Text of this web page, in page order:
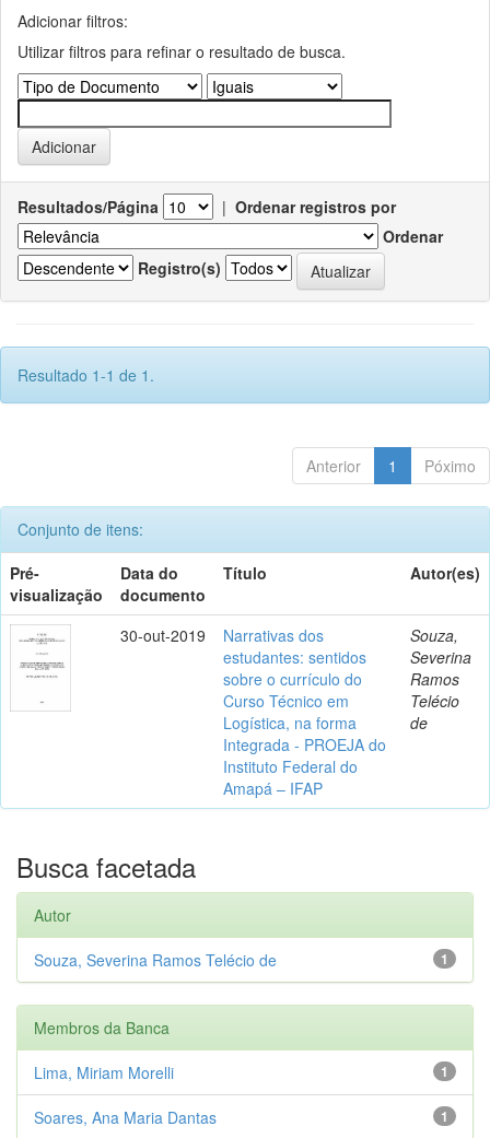
Adicionar filtros:
Utilizar filtros para refinar o resultado de busca.
Resultados/Página | Ordenar registros por
Ordenar
Registro(s)
Resultado 1-1 de 1.
Anterior 1 Póximo
Conjunto de itens:
Pré-
visualização
Data do
documento
Título Autor(es)
30-out-2019
Narrativas dos
estudantes: sentidos
sobre o currículo do
Curso Técnico em
Logística, na forma
Integrada - PROEJA do
Instituto Federal do
Amapá – IFAP
Souza,
Severina
Ramos
Telécio
de
Busca facetada
Autor
1
Souza, Severina Ramos Telécio de
Membros da Banca
1
Lima, Miriam Morelli
1
Soares, Ana Maria Dantas